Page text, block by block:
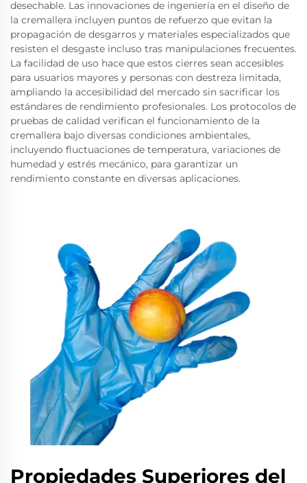
desechable. Las innovaciones de ingeniería en el diseño de
la cremallera incluyen puntos de refuerzo que evitan la
propagación de desgarros y materiales especializados que
resisten el desgaste incluso tras manipulaciones frecuentes.
La facilidad de uso hace que estos cierres sean accesibles
para usuarios mayores y personas con destreza limitada,
ampliando la accesibilidad del mercado sin sacrificar los
estándares de rendimiento profesionales. Los protocolos de
pruebas de calidad verifican el funcionamiento de la
cremallera bajo diversas condiciones ambientales,
incluyendo fluctuaciones de temperatura, variaciones de
humedad y estrés mecánico, para garantizar un
rendimiento constante en diversas aplicaciones.
Propiedades Superiores del